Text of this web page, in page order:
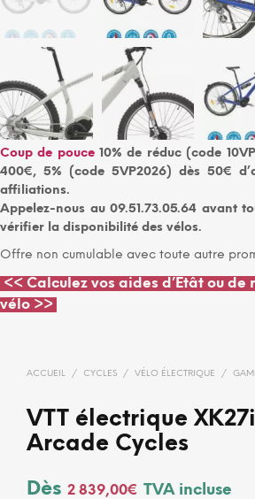
Coup de pouce10% de réduc (code
400€, 5% (code 5VP2026) dès 50€
affiliations.
Appelez-nous au 09.51.73.05.64 avant
vérifier la disponibilité des vélos.
Offre non cumulable avec toute autre
<< Calculez vos aides d’Etât ou de
vélo >>
ACCUEIL / CYCLES / VÉLO ÉLECTRIQUE /
VTT électrique
Arcade Cycles
Dès 2 839,00€ TVA incluse